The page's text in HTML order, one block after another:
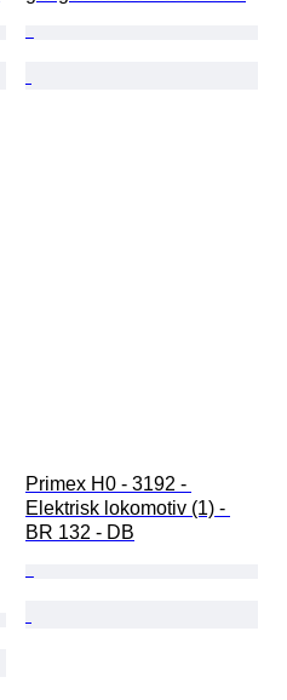
Primex H0 - 3192 -
Elektrisk lokomotiv (1) -
BR 132 - DB